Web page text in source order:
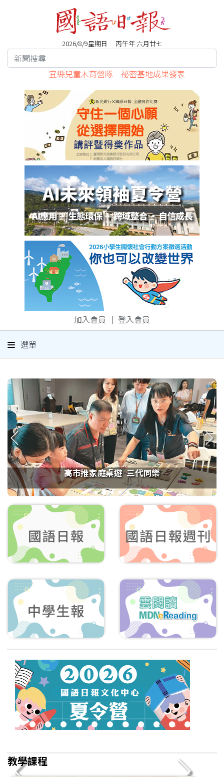
2026/8/9星期日 丙午年 六月廿七
宜縣兒童木育營隊 祕密基地成果發表
加入會員 ｜ 登入會員
選單
高市推家庭桌遊 三代同樂
1 3 4 5
4 5 6 7 8 9 10 11 12 13 14
教學課程